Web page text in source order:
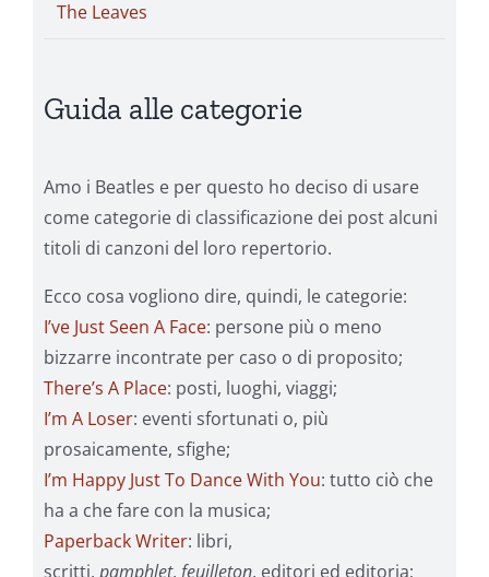
The Leaves
Guida alle categorie
Amo i Beatles e per questo ho deciso di usare
come categorie di classificazione dei post alcuni
titoli di canzoni del loro repertorio.
Ecco cosa vogliono dire, quindi, le categorie:
I’ve Just Seen A Face: persone più o meno
bizzarre incontrate per caso o di proposito;
There’s A Place: posti, luoghi, viaggi;
I’m A Loser: eventi sfortunati o, più
prosaicamente, sfighe;
I’m Happy Just To Dance With You: tutto ciò che
ha a che fare con la musica;
Paperback Writer: libri,
scritti, pamphlet, feuilleton, editori ed editoria;